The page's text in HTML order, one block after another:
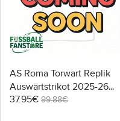
AS Roma Torwart Replik
Auswärtstrikot 2025-26
Kurzarm
37.95€ 99.88€